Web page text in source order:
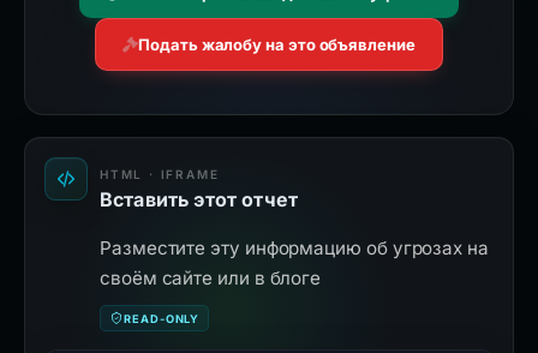
Подать жалобу на это объявление
HTML · IFRAME
Вставить этот отчет
Разместите эту информацию об угрозах на
своём сайте или в блоге
READ-ONLY